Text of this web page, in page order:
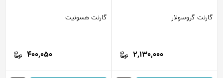
گارنت گروسولار
2,130,000
گارنت هسونیت
400,050